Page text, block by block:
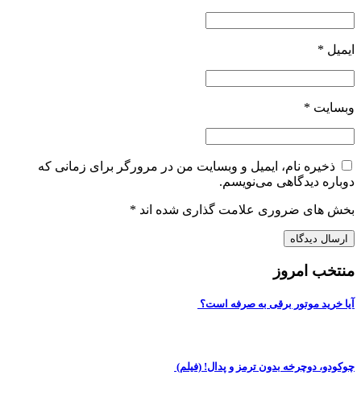
*
*
ذخیره نام، ایمیل و وبسایت من در مرورگر برای زمانی که
دیدگاهی می‌نویسم.
های ضروری علامت گذاری شده اند*
امروز
خرید موتور برقی به صرفه است؟
دوچرخه بدون ترمز و پدال! (فیلم)